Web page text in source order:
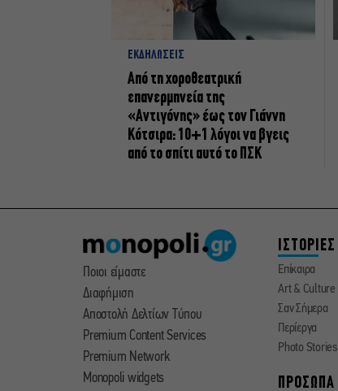
ΕΚΔΗΛΩΣΕΙΣ
Από τη χοροθεατρική
επανερμηνεία της
«Αντιγόνης» έως τον Γιάννη
Κότσιρα: 10+1 λόγοι να βγεις
από το σπίτι αυτό το ΠΣΚ
Ποιοι είμαστε
Διαφήμιση
Αποστολή Δελτίων Τύπου
Premium Content Services
Premium Network
Monopoli widgets
ΙΣΤΟΡΙΕΣ
Επίκαιρα
Art & Culture
Σαν Σήμερα
Περίεργα
Photo Stories
ΠΡΟΣΩΠΑ